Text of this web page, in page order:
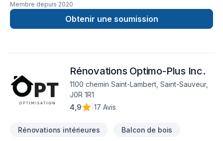
Membre depuis 2020
Obtenir une soumission
Rénovations Optimo-Plus Inc.
1100 chemin Saint-Lambert, Saint-Sauveur,
J0R 1R1
4,9
17 Avis
Rénovations intérieures Balcon de bois